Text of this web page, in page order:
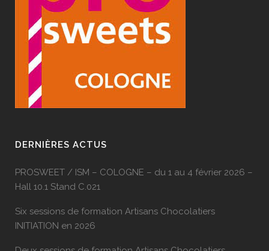
DERNIÈRES ACTUS
PROSWEET / ISM – COLOGNE – du 1 au 4 février 2026 –
Hall 10.1 Stand C.021
Six sessions de formation Artisans Chocolatiers
INITIATION en 2026